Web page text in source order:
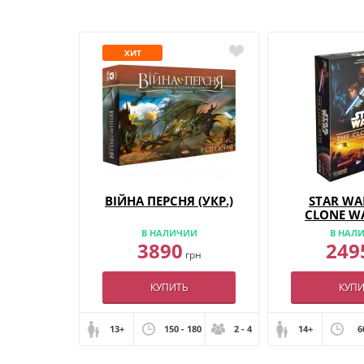
ХИТ
ВІЙНА ПЕРСНЯ (УКР.)
В НАЛИЧИИ
3890 грн
КУПИТЬ
13+ 150 - 180 2 - 4
STAR
CLONE
В
14+